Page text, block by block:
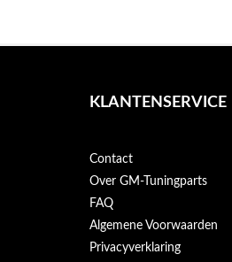
KLANTENSERVICE
Contact
Over GM-Tuningparts
FAQ
Algemene Voorwaarden
Privacyverklaring